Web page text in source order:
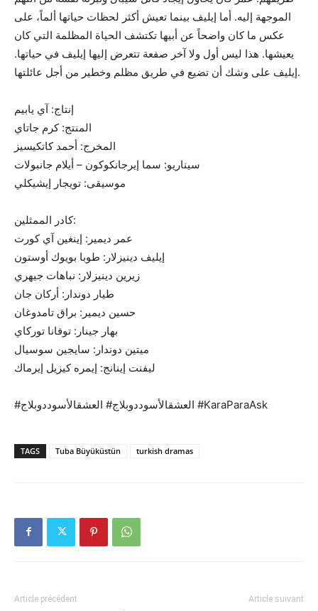
الموجهة إليه. أما إيليف بينما تعيش أكثر لحظات حياتها ألماً، على
عكس ما كان واضحاً عن أبيها تكتشف الحياة المظلمة التي كان
يعيشها. هذا ليس أول ولا آخر صفعة تتعرض إليها إيليف في حياتها.
إيليف على وشك أن تضيع في طريق مظلم وخطير من أجل عائلتها.
إنتاج: آي يابيم
المنتج: كرم جاتاي
المخرج: أحمد كاتكيسيز
سيناريو: سما إيرجانكوكون – أيلام جانبولات
موسيقى: تويجار إيشيكلي
كادر الممثلين:
عمر ديمير: إينغين آي كورت
إيليف دينيزلار: طوبا بويوك أوستون
زيرين دينيزلار: نباهات جيهري
طيار دوندار: أركان جان
حسين ديمير: براق تامدوغان
بهار جينار: توفانا توركاي
ميتين دوندار: سايجين سوسيال
ليفنت إينانج: إيمره كيزيل إيرماك
#العشقالأسوددوبلاج# العشقالأسوددوبلاج #KaraParaAsk
TAGS Tuba Büyüküstün turkish dramas
Article précédent Article suivant